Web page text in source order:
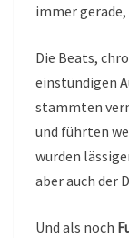
immer
Die Beats,
einstündigen
stammten
und führten
wurden
aber auch der
Und als noch